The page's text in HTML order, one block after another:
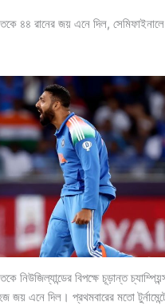
৪৪ রানের জয় এনে দিল,
নিউজিল্যান্ডের বিপক্ষে চূড়ান্ত
জয় এনে দিল। প্রথমবারের মতো